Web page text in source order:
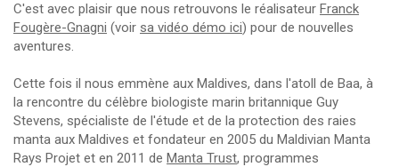
C'est avec plaisir que nous retrouvons le réalisateur Franck
Fougère-Gnagni (voir sa vidéo démo ici) pour de nouvelles
aventures.
Cette fois il nous emmène aux Maldives, dans l'atoll de Baa, à
la rencontre du célèbre biologiste marin britannique Guy
Stevens, spécialiste de l'étude et de la protection des raies
manta aux Maldives et fondateur en 2005 du Maldivian Manta
Rays Projet et en 2011 de Manta Trust, programmes